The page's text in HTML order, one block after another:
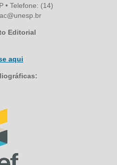
• Telefone: (14)
Editorial
aqui